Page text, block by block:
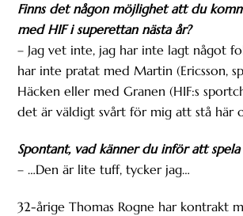
Finns det någon möjlighet att du
med HIF i superettan nästa år?
– Jag vet inte, jag har inte lagt något
har inte pratat med Martin (Ericsson,
Häcken eller med Granen (HIF:s
det är väldigt svårt för mig att stå här
Spontant, vad känner du inför att
– …Den är lite tuff, tycker jag…
32-årige Thomas Rogne har kontrakt